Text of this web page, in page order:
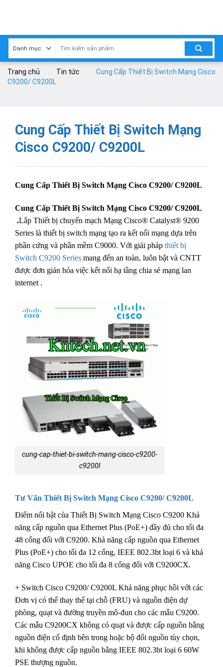
Trang chủ Tin tức
Cung Cấp Thiết Bị Switch Mạng Cisco
C9200/ C9200L
Cung Cấp Thiết Bị Switch Mạng
Cisco C9200/ C9200L
Cung Cấp Thiết Bị Switch Mạng Cisco C9200/ C9200L
Cung Cấp Thiết Bị Switch Mạng Cisco C9200/ C9200L
.Lắp Thiết bị chuyển mạch Mạng Cisco® Catalyst® 9200
Series là thiết bị switch mạng tạo ra kết nối mạng dựa trên
phần cứng và phần mềm C9000. Với giải pháp thiết bị
Switch C9200 Series mang đến an toàn, luôn bật và CNTT
được đơn giản hóa việc kết nối hạ tầng chia sẻ mạng lan
internet .
cung-cap-thiet-bi-switch-mang-cisco-c9200-
c9200l
Tư Vấn Thiết Bị Switch Mạng Cisco C9200/ C9200L
Điểm nổi bật của Thiết Bị Switch Mạng Cisco C9200 Khả
năng cấp nguồn qua Ethernet Plus (PoE+) đầy đủ cho tối đa
48 cổng đối với C9200. Khả năng cấp nguồn qua Ethernet
Plus (PoE+) cho tối đa 12 cổng, IEEE 802.3bt loại 6 và khả
năng Cisco UPOE cho tối đa 8 cổng đối với C9200CX.
+ Switch Cisco C9200/ C9200L Khả năng phục hồi với các
Đơn vị có thể thay thế tại chỗ (FRU) và nguồn điện dự
phòng, quạt và đường truyền mô-đun cho các mẫu C9200.
Các mẫu C9200CX không có quạt và được cấp nguồn bằng
nguồn điện cố định bên trong hoặc bộ đổi nguồn tùy chọn,
khi không được cấp nguồn bằng IEEE 802.3bt loại 6 60W
PSE thượng nguồn.